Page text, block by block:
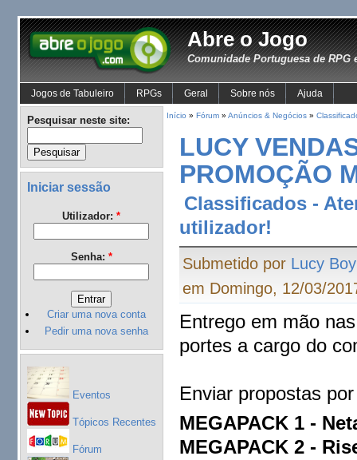
Abre o Jogo
Comunidade Portuguesa de RPG
Jogos de Tabuleiro RPGs Geral Sobre nós Ajuda
Pesquisar neste site:
Iniciar sessão
Utilizador: *
Senha: *
Criar uma nova conta
Pedir uma nova senha
Eventos
Tópicos Recentes
Fórum
Início » Fórum» Anúncios & Negócios»
LUCY
PROMOÇÃO
Classificados -
utilizador!
Submetido por Lucy Boy
em Domingo, 12/03/
Entrego em mão
portes a cargo do
Enviar propostas
MEGAPACK 1 -
MEGAPACK 2 -